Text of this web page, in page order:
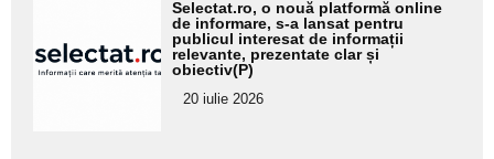
pentru
subtitlu
Selectat.ro, o nouă platformă online
de informare, s-a lansat pentru
publicul interesat de informații
relevante, prezentate clar și
obiectiv(P)
20 iulie 2026